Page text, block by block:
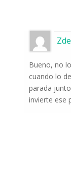
Bueno, no
cuando lo
parada
invierte ese